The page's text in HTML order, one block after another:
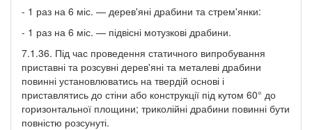
- 1 раз на 6 міс. — дерев'яні драбини та стрем'янки:
- 1 раз на 6 міс. — підвісні мотузкові драбини.
7.1.36. Під час проведення статичного випробування
приставні та розсувні дерев'яні та металеві драбини
повинні установлюватись на твердій основі і
приставлятись до стіни або конструкції під кутом 60° до
горизонтальної площини; триколійні драбини повинні бути
повністю розсунуті.